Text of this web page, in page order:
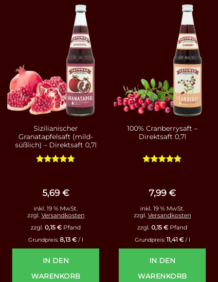
Sizilianischer
Granatapfelsaft (mild-
süßlich) – Direktsaft 0,7l
5,69 €
inkl. 19 % MwSt.
zzgl. Versandkosten
zzgl. 0,15 € Pfand
Grundpreis: 8,13 € / l
IN DEN
WARENKORB
100% Cranberrysaft –
Direktsaft 0,7l
7,99 €
inkl. 19 % MwSt.
zzgl. Versandkosten
zzgl. 0,15 € Pfand
Grundpreis: 11,41 €/ l
IN DEN
WARENKORB